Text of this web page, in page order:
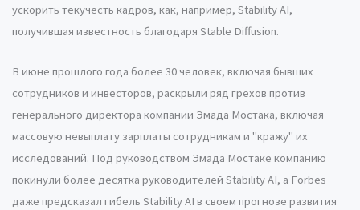
ускорить текучесть кадров, как, например, Stability AI,
получившая известность благодаря Stable Diffusion.
В июне прошлого года более 30 человек, включая бывших
сотрудников и инвесторов, раскрыли ряд грехов против
генерального директора компании Эмада Мостака, включая
массовую невыплату зарплаты сотрудникам и "кражу" их
исследований. Под руководством Эмада Мостаке компанию
покинули более десятка руководителей Stability AI, а Forbes
даже предсказал гибель Stability AI в своем прогнозе развития